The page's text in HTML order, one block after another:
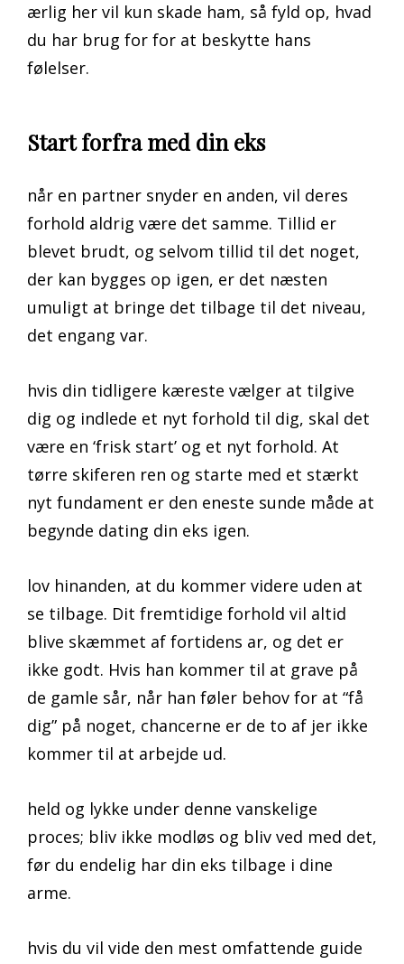
ærlig her vil kun skade ham, så fyld op, hvad
du har brug for for at beskytte hans
følelser.
Start forfra med din eks
når en partner snyder en anden, vil deres
forhold aldrig være det samme. Tillid er
blevet brudt, og selvom tillid til det noget,
der kan bygges op igen, er det næsten
umuligt at bringe det tilbage til det niveau,
det engang var.
hvis din tidligere kæreste vælger at tilgive
dig og indlede et nyt forhold til dig, skal det
være en ‘frisk start’ og et nyt forhold. At
tørre skiferen ren og starte med et stærkt
nyt fundament er den eneste sunde måde at
begynde dating din eks igen.
lov hinanden, at du kommer videre uden at
se tilbage. Dit fremtidige forhold vil altid
blive skæmmet af fortidens ar, og det er
ikke godt. Hvis han kommer til at grave på
de gamle sår, når han føler behov for at “få
dig” på noget, chancerne er de to af jer ikke
kommer til at arbejde ud.
held og lykke under denne vanskelige
proces; bliv ikke modløs og bliv ved med det,
før du endelig har din eks tilbage i dine
arme.
hvis du vil vide den mest omfattende guide